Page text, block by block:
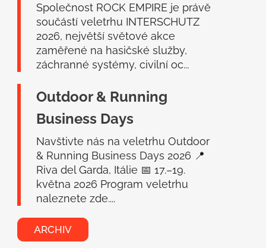
Společnost ROCK EMPIRE je právě
součástí veletrhu INTERSCHUTZ
2026, největší světové akce
zaměřené na hasičské služby,
záchranné systémy, civilní oc...
Outdoor & Running
Business Days
Navštivte nás na veletrhu Outdoor
& Running Business Days 2026 📍
Riva del Garda, Itálie 📅 17.–19.
května 2026 Program veletrhu
naleznete zde....
ARCHIV